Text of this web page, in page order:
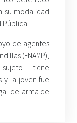
su modalidad
Pública.
de agentes
(FNAMP),
tiene
y la joven fue
de arma de